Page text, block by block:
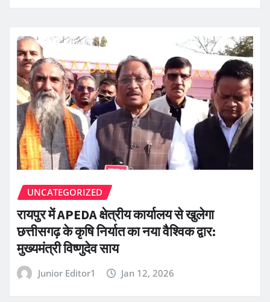
UNCATEGORIZED
रायपुर में APEDA क्षेत्रीय कार्यालय से खुलेगा
छत्तीसगढ़ के कृषि निर्यात का नया वैश्विक द्वार:
मुख्यमंत्री विष्णुदेव साय
Junior Editor1 Jan 12, 2026